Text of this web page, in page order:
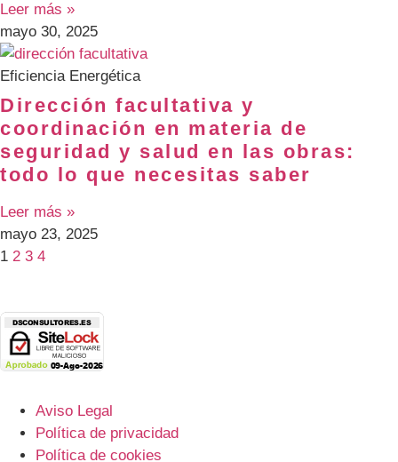
Leer más »
mayo 30, 2025
Eficiencia Energética
Dirección facultativa y
coordinación en materia de
seguridad y salud en las obras:
todo lo que necesitas saber
Leer más »
mayo 23, 2025
1 2 3 4
Aviso Legal
Política de privacidad
Política de cookies